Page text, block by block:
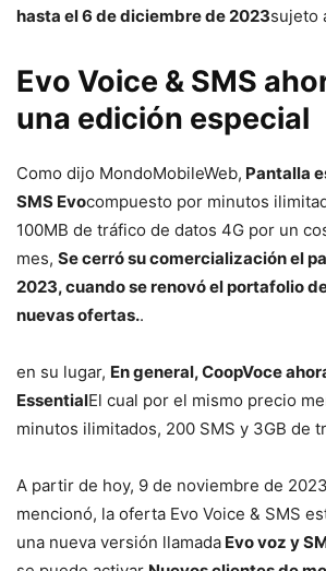
hasta el 6 de diciembre de 2023sujeto
Evo Voice & SMS
una edición especial
Como dijo MondoMobileWeb, Pantalla
SMS Evocompuesto por minutos
100MB de tráfico de datos 4G por un
mes, Se cerró su comercialización el
2023, cuando se renovó el portafolio
nuevas ofertas..
en su lugar, En general, CoopVoce
EssentialEl cual por el mismo precio
minutos ilimitados, 200 SMS y 3GB de
A partir de hoy, 9 de noviembre de
mencionó, la oferta Evo Voice & SMS
una nueva versión llamada Evo voz y